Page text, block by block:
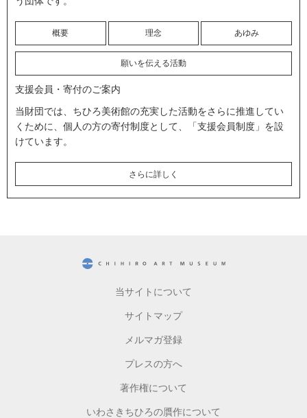
概要 理念 あゆみ
願いを伝える活動
支援会員・寄付のご案内
当財団では、ちひろ美術館の充実した活動をさらに推進してい
くために、個人の方の寄付制度として、「支援会員制度」を設
けています。
さらに詳しく
当サイトについて
サイトマップ
メルマガ登録
プレスの方へ
著作権について
いわさきちひろの贋作について